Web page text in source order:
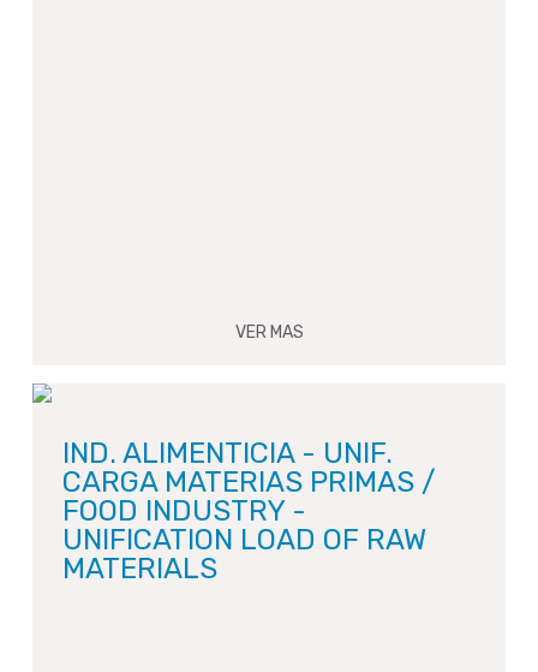
VER MAS
IND. ALIMENTICIA - UNIF.
CARGA MATERIAS PRIMAS /
FOOD INDUSTRY -
UNIFICATION LOAD OF RAW
MATERIALS